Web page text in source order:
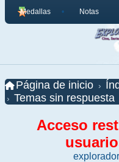
Medallas Notas
Página de inicio
Temas sin respuesta
Acceso